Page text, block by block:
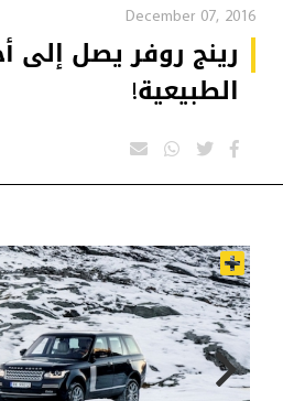
December 07, 2016
رينج روفر يصل إلى
الطبيعية!